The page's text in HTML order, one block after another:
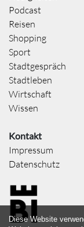
Podcast
Reisen
Shopping
Sport
Stadtgespräch
Stadtleben
Wirtschaft
Wissen
Kontakt
Impressum
Datenschutz
Diese Website